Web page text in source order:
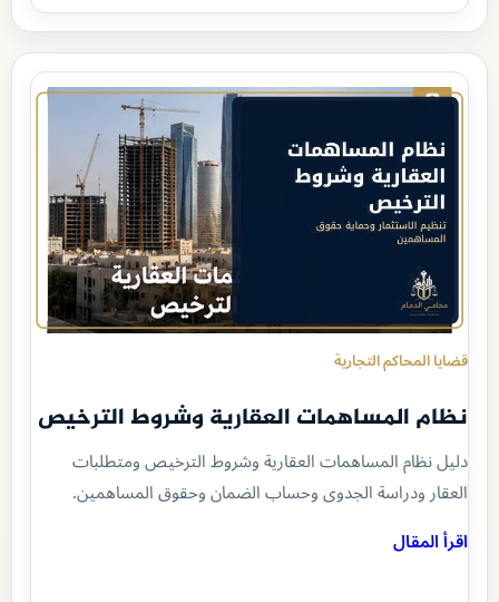
قضايا المحاكم التجارية
نظام المساهمات العقارية وشروط الترخيص
دليل نظام المساهمات العقارية وشروط الترخيص ومتطلبات
العقار ودراسة الجدوى وحساب الضمان وحقوق المساهمين.
اقرأ المقال